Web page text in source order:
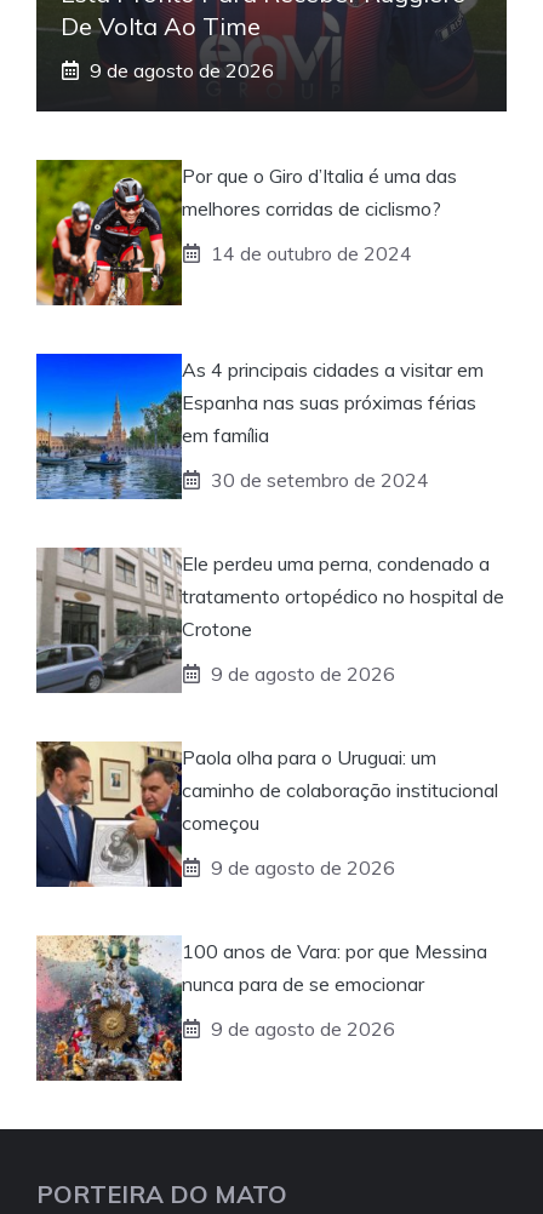
De Volta Ao Time
9 de agosto de 2026
Por que o Giro d’Italia é uma das
melhores corridas de ciclismo?
14 de outubro de 2024
As 4 principais cidades a visitar em
Espanha nas suas próximas férias
em família
30 de setembro de 2024
Ele perdeu uma perna, condenado a
tratamento ortopédico no hospital de
Crotone
9 de agosto de 2026
Paola olha para o Uruguai: um
caminho de colaboração institucional
começou
9 de agosto de 2026
100 anos de Vara: por que Messina
nunca para de se emocionar
9 de agosto de 2026
PORTEIRA DO MATO